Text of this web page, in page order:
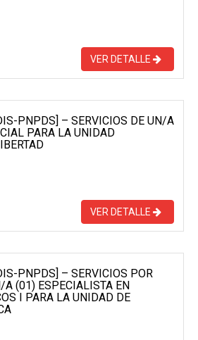
VER DETALLE
PNPDS] – SERVICIOS DE UN/A
PARA LA UNIDAD
VER DETALLE
PNPDS] – SERVICIOS POR
A (01) ESPECIALISTA EN
I PARA LA UNIDAD DE